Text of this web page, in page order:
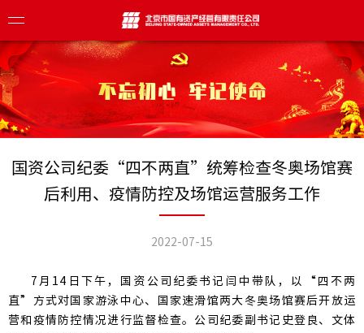
册
国资公司纪委“四不两直”统筹检查冬奥场馆赛
后利用、疫情防控及场馆运营服务工作
2022-07-15
7月14日下午，国资公司纪委书记闫中带队，以“四不两
直”方式对国家游泳中心、国家速滑馆两大冬奥场馆赛后开放运
营和疫情防控情况进行监督检查。公司纪委副书记史登良、文体